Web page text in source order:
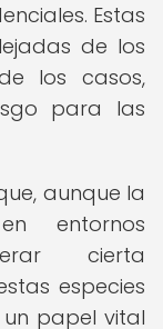
Estas
de los
los casos,
para las
aunque la
entornos
cierta
especies
un papel vital